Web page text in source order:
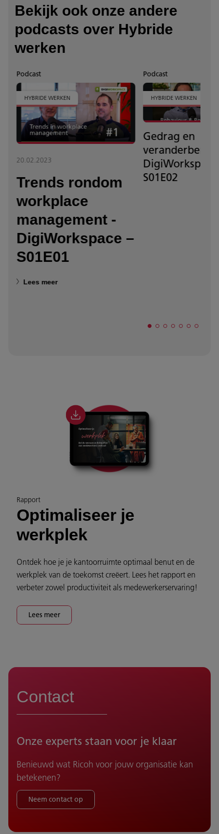
Bekijk ook onze andere
podcasts over Hybride
werken
Podcast
HYBRIDE WERKEN
20.02.2023
Trends rondom
workplace
management -
DigiWorkspace –
S01E01
Lees meer
Podcast
HYBRIDE WERKEN
Gedrag en
S01E02
Rapport
Optimaliseer je
werkplek
Ontdek hoe je je kantoorruimte optimaal benut en de
werkplek van de toekomst creëert. Lees het rapport en
verbeter zowel productiviteit als medewerkerservaring!
Lees meer
Contact
Onze experts staan voor je klaar
Benieuwd wat Ricoh voor jouw organisatie kan
betekenen?
Neem contact op